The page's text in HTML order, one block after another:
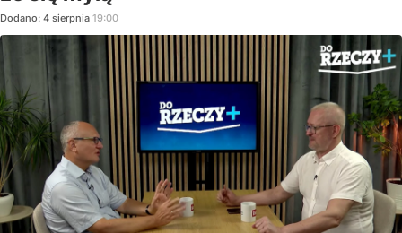
Dodano: 4 sierpnia 19:00